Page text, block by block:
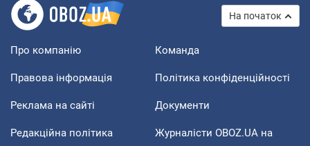
На початок
Про компанію Команда
Правова інформація Політика конфіденційності
Реклама на сайті Документи
Редакційна політика
Журналісти OBOZ.UA на